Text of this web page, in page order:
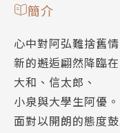
簡介
心中對阿弘難捨舊
新的邂逅翩然降臨
大和、信太郎、
小泉與大學生阿優。
面對以開朗的態度